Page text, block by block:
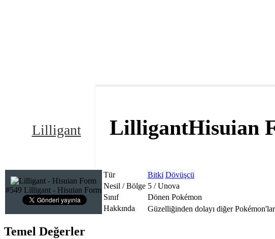
Lilligant LilligantHisuian
#549 Lilligant - Hisuian Form
Tür Bitki Dövüşçü
Nesil / Bölge 5 / Unova
Sınıf
Dönen Pokémon
Hakkında
Güzelliğinden dolayı diğer
Temel Değerler